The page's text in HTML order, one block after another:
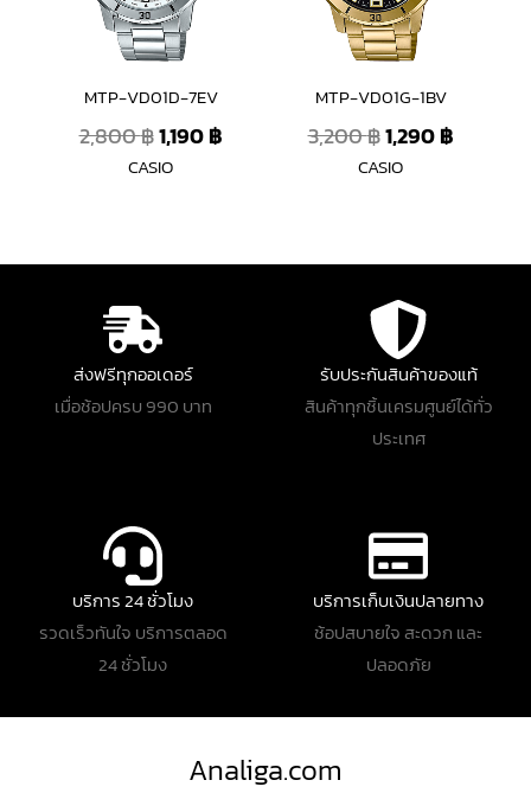
MTP-VD01D-7EV
2,800฿1,190฿
CASIO
MTP-VD01G-1BV
3,200฿1,290฿
CASIO
ส่งฟรีทุกออเดอร์
เมื่อช้อปครบ 990 บาท
รับประกันสินค้าของแท้
สินค้าทุกชิ้นเครมศูนย์ได้ทั่ว
ประเทศ
บริการ 24 ชั่วโมง
รวดเร็วทันใจ บริการตลอด
24 ชั่วโมง
บริการเก็บเงินปลายทาง
ช้อปสบายใจ สะดวก และ
ปลอดภัย
Analiga.com